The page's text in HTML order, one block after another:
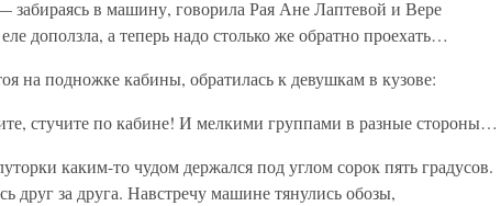
в машину, говорила Рая Ане Лаптевой и Вере
доползла, а теперь надо столько же обратно проехать…
на подножке кабины, обратилась к девушкам в кузове:
стучите по кабине! И мелкими группами в разные стороны…
каким-то чудом держался под углом сорок пять градусов.
друг за друга. Навстречу машине тянулись обозы,